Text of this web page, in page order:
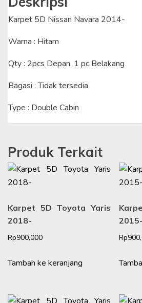
Karpet 5D Nissan Navara 2014-
Warna : Hitam
Qty : 2pcs Depan, 1 pc Belakang
Bagasi : Tidak tersedia
Type : Double Cabin
Produk Terkait
Karpet 5D Toyota Yaris
2018-
Rp900,000
Tambah ke keranjang
2015-
Rp